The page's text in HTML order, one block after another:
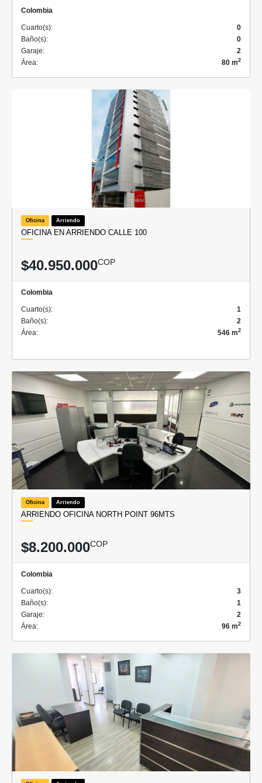
Colombia
Cuarto(s):
0
Baño(s):
0
Garaje:
2
Área:
80 m2
Oficina Arriendo
OFICINA EN ARRIENDO CALLE 100
$40.950.000COP
Colombia
Cuarto(s):
1
Baño(s):
2
Área:
546 m2
Oficina Arriendo
ARRIENDO OFICINA NORTH POINT 96MTS
$8.200.000COP
Colombia
Cuarto(s):
3
Baño(s):
1
Garaje:
2
Área:
96 m2